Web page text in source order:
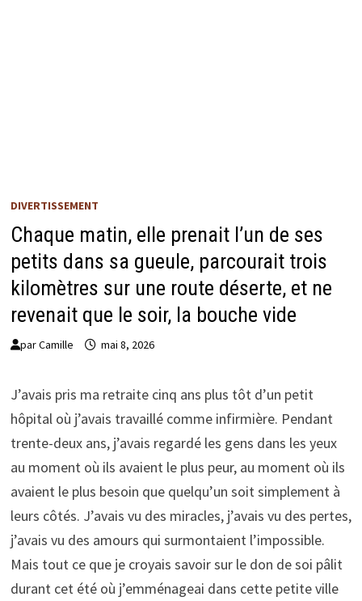
DIVERTISSEMENT
Chaque matin, elle prenait l’un de ses
petits dans sa gueule, parcourait trois
kilomètres sur une route déserte, et ne
revenait que le soir, la bouche vide
parCamille mai 8, 2026
J’avais pris ma retraite cinq ans plus tôt d’un petit
hôpital où j’avais travaillé comme infirmière. Pendant
trente-deux ans, j’avais regardé les gens dans les yeux
au moment où ils avaient le plus peur, au moment où ils
avaient le plus besoin que quelqu’un soit simplement à
leurs côtés. J’avais vu des miracles, j’avais vu des pertes,
j’avais vu des amours qui surmontaient l’impossible.
Mais tout ce que je croyais savoir sur le don de soi pâlit
durant cet été où j’emménageai dans cette petite ville